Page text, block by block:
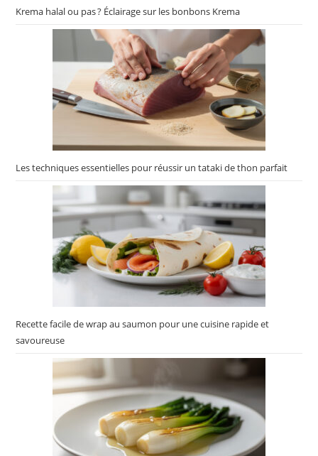
Krema halal ou pas ? Éclairage sur les bonbons Krema
Les techniques essentielles pour réussir un tataki de thon parfait
Recette facile de wrap au saumon pour une cuisine rapide et
savoureuse